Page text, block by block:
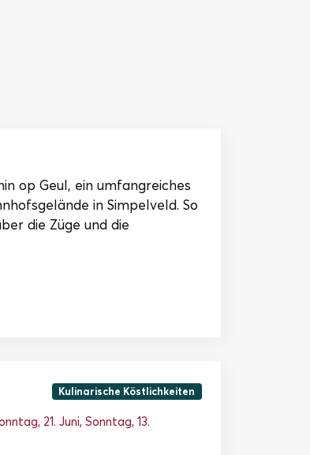
op Geul, ein umfangreiches
in Simpelveld. So
die Züge und die
Kulinarische Köstlichkeiten
21. Juni, Sonntag, 13.